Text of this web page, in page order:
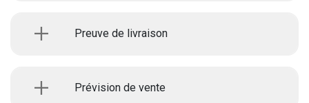
Preuve de livraison
Prévision de vente